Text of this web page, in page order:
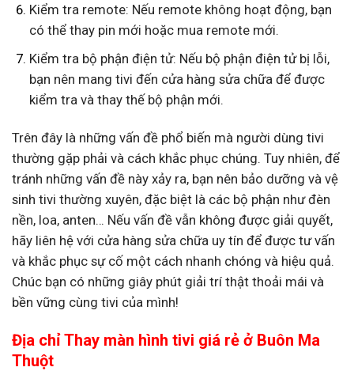
Kiểm tra remote: Nếu remote không hoạt động, bạn
có thể thay pin mới hoặc mua remote mới.
Kiểm tra bộ phận điện tử: Nếu bộ phận điện tử bị lỗi,
bạn nên mang tivi đến cửa hàng sửa chữa để được
kiểm tra và thay thế bộ phận mới.
Trên đây là những vấn đề phổ biến mà người dùng tivi
thường gặp phải và cách khắc phục chúng. Tuy nhiên, để
tránh những vấn đề này xảy ra, bạn nên bảo dưỡng và vệ
sinh tivi thường xuyên, đặc biệt là các bộ phận như đèn
nền, loa, anten… Nếu vấn đề vẫn không được giải quyết,
hãy liên hệ với cửa hàng sửa chữa uy tín để được tư vấn
và khắc phục sự cố một cách nhanh chóng và hiệu quả.
Chúc bạn có những giây phút giải trí thật thoải mái và
bền vững cùng tivi của mình!
Địa chỉ Thay màn hình tivi giá rẻ ở Buôn Ma
Thuột